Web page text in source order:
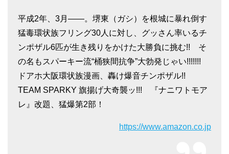
平成2年、3月――。堺東（ガシ）を根城に暴れ倒す
猛毒環状族フリング30人に対し、グッさん率いるチ
ンポザル6匹が生き残りをかけた大勝負に挑む!! そ
の名もスパーキー流“桶狭間抗争”大勃発じゃい!!!!!!!
ドアホ大阪環状族漫画、轟け爆音チンポザル!!
TEAM SPARKY 旗揚げ大奇襲ッ!!! 『ナニワトモア
レ』改題、猛爆第2部！
https://www.amazon.co.jp